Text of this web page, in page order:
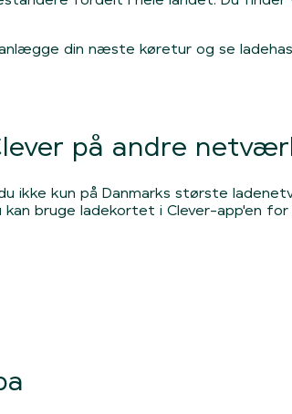
din næste køretur og se
på andre
ikke kun på Danmarks største
kan bruge ladekortet i Clever-app'en